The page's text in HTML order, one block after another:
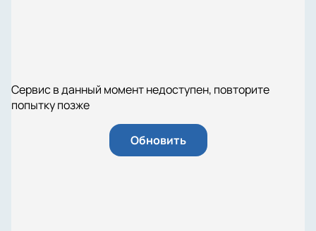
Сервис в данный момент недоступен, повторите
попытку позже
Обновить